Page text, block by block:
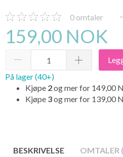
0 omtaler
159,00 NOK
På lager (40+)
Kjøpe 2og mer for 149,00
Kjøpe 3og mer for 139,00
BESKRIVELSE OMTALER